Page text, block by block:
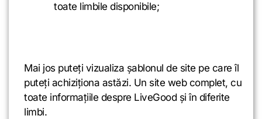
toate limbile disponibile;
Mai jos puteți vizualiza șablonul de site pe care îl
puteți achiziționa astăzi. Un site web complet, cu
toate informațiile despre LiveGood și în diferite
limbi.